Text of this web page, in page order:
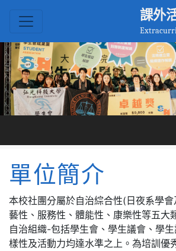
課外
單位簡介
本校社團分屬於自治綜合性(日夜系學
藝性、服務性、體能性、康樂性等五大
自治組織-包括學生會、學生議會、學
樣性及活動力均達水準之上。為培訓優